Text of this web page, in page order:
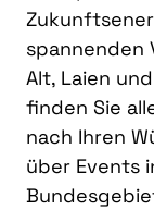
spannenden
Alt, Laien
finden Sie
nach Ihren
über Events